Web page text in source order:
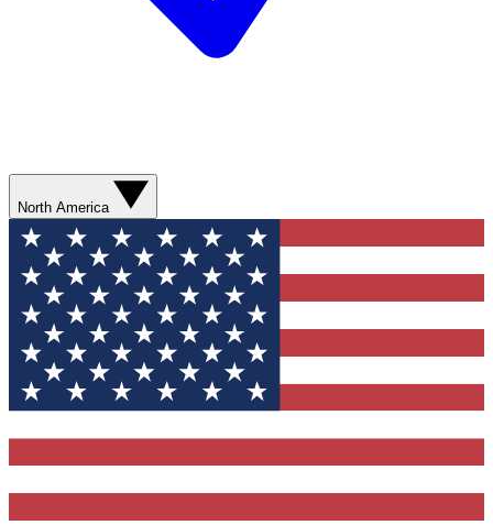
North America